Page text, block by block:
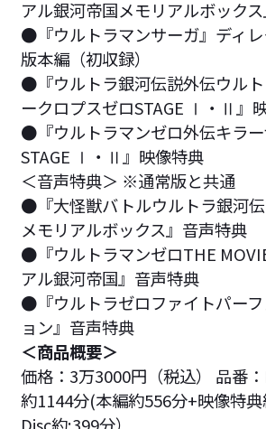
アル銀河帝国メモリアルボック
●『ウルトラマンサーガ』ディレ
版本編（初収録）
●『ウルトラ銀河伝説外伝ウル
ークロプスゼロSTAGE Ⅰ・Ⅱ』
●『ウルトラマンゼロ外伝キラ
STAGE Ⅰ・Ⅱ』映像特典
＜音声特典＞ ※通常版と共通
●『大怪獣バトルウルトラ銀河
メモリアルボックス』音声特典
●『ウルトラマンゼロTHE
アル銀河帝国』音声特典
●『ウルトラゼロファイトパー
ョン』音声特典
＜商品概要＞
価格：3万3000円（税込） 品番
約1144分(本編約556分+映像特
Disc約:399分）